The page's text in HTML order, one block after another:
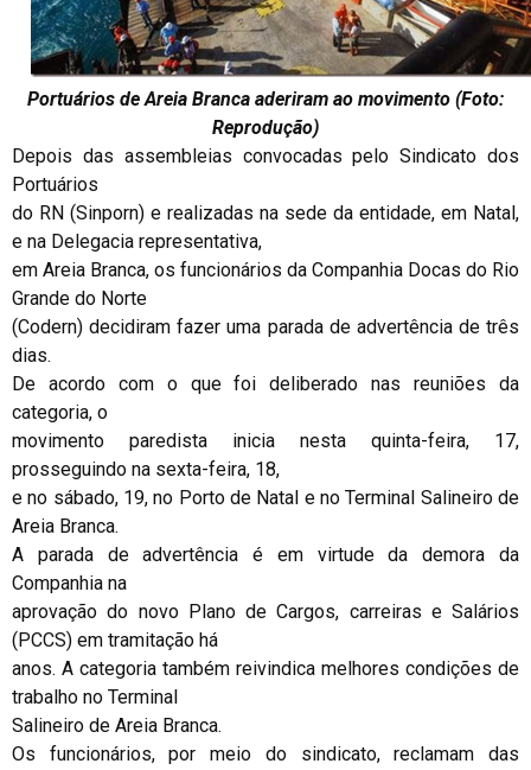
Portuários de Areia Branca aderiram ao movimento (Foto:
Reprodução)
Depois das assembleias convocadas pelo Sindicato dos
Portuários
do RN (Sinporn) e realizadas na sede da entidade, em Natal,
e na Delegacia representativa,
em Areia Branca, os funcionários da Companhia Docas do Rio
Grande do Norte
(Codern) decidiram fazer uma parada de advertência de três
dias.
De acordo com o que foi deliberado nas reuniões da
categoria, o
movimento paredista inicia nesta quinta-feira, 17,
prosseguindo na sexta-feira, 18,
e no sábado, 19, no Porto de Natal e no Terminal Salineiro de
Areia Branca.
A parada de advertência é em virtude da demora da
Companhia na
aprovação do novo Plano de Cargos, carreiras e Salários
(PCCS) em tramitação há
anos. A categoria também reivindica melhores condições de
trabalho no Terminal
Salineiro de Areia Branca.
Os funcionários, por meio do sindicato, reclamam das